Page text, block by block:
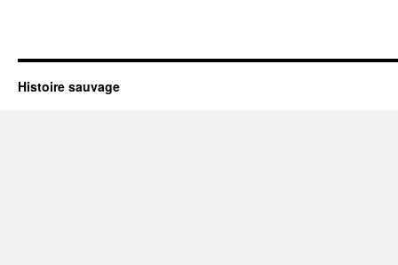
Histoire sauvage